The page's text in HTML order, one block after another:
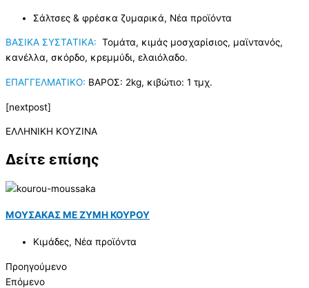
Σάλτσες & φρέσκα ζυμαρικά, Νέα προϊόντα
ΒΑΣΙΚΑ ΣΥΣΤΑTIKA: Τομάτα, κιμάς μοσχαρίσιος, μαϊντανός,
κανέλλα, σκόρδο, κρεμμύδι, ελαιόλαδο.
ΕΠΑΓΓΕΛΜΑΤΙΚΟ: ΒΑΡΟΣ: 2kg, κιβώτιο: 1 τμχ.
[nextpost]
ΕΛΛΗΝΙΚΗ ΚΟΥΖΙΝΑ
Δείτε επίσης
ΜΟΥΣΑΚΑΣ ΜΕ ΖΥΜΗ ΚΟΥΡΟΥ
Κιμάδες, Νέα προϊόντα
Προηγούμενο
Επόμενο